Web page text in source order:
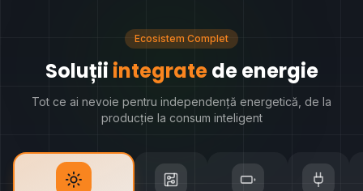
Ecosistem Complet
Soluții integratede energie
Tot ce ai nevoie pentru independență energetică, de la
producție la consum inteligent